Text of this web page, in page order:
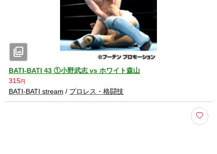
photo_library
BATI-BATI 43 ①小野武志 vs ホワイト森山
315円
BATI-BATI stream / プロレス・格闘技